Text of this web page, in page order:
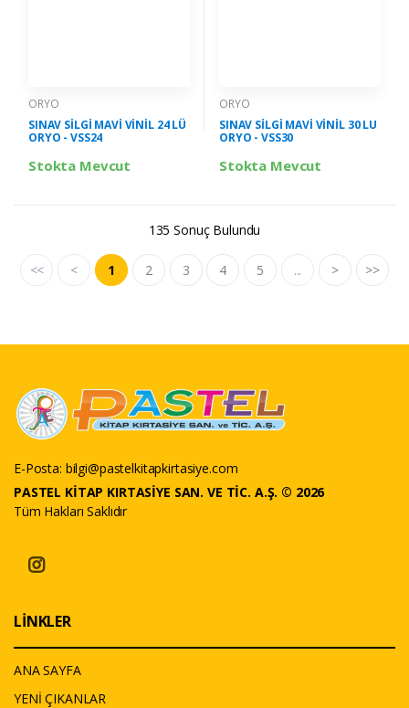
ORYO
SINAV SİLGİ MAVİ VİNİL 24 LÜ
ORYO - VSS24
Stokta Mevcut
ORYO
SINAV SİLGİ MAVİ VİNİL 30 LU
ORYO - VSS30
Stokta Mevcut
135 Sonuç Bulundu
<< < 1 2 3 4 5 ... > >>
E-Posta: bilgi@pastelkitapkirtasiye.com
PASTEL KİTAP KIRTASİYE SAN. VE TİC. A.Ş. © 2026
Tüm Hakları Saklıdır
LİNKLER
ANA SAYFA
YENİ ÇIKANLAR